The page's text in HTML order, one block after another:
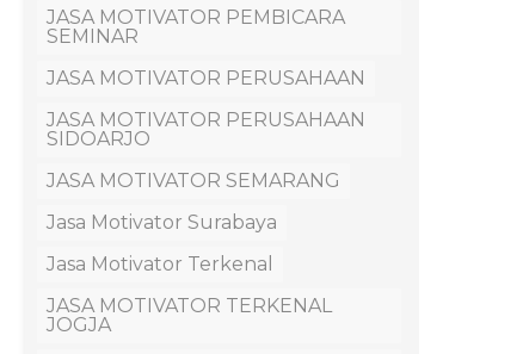
JASA MOTIVATOR PEMBICARA
SEMINAR
JASA MOTIVATOR PERUSAHAAN
JASA MOTIVATOR PERUSAHAAN
SIDOARJO
JASA MOTIVATOR SEMARANG
Jasa Motivator Surabaya
Jasa Motivator Terkenal
JASA MOTIVATOR TERKENAL
JOGJA